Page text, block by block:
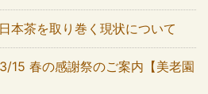
本茶を取り巻く現状について
15 春の感謝祭のご案内【美老園